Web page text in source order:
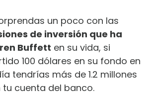
un poco con las
de inversión que ha
Buffett en su vida, si
100 dólares en su fondo en
tendrías más de 1.2 millones
tu cuenta del banco.